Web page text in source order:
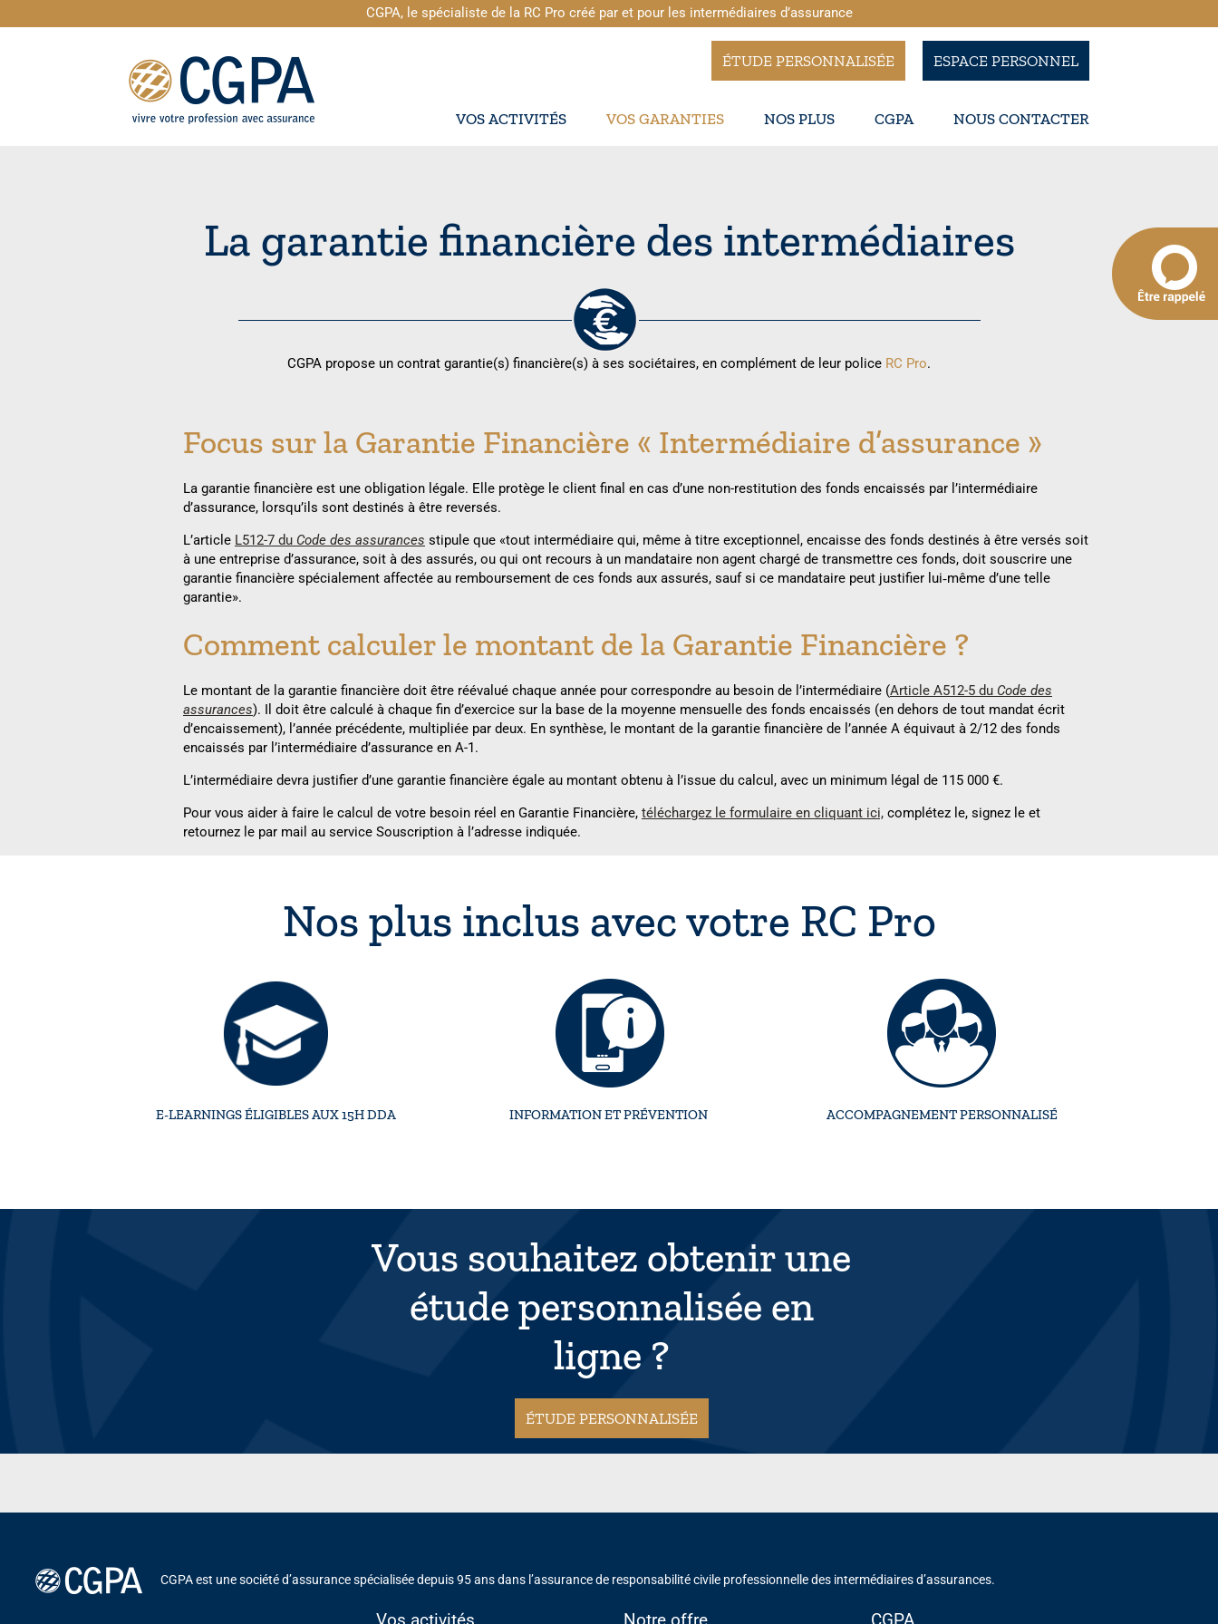
au
CGPA, le spécialiste de la RC Pro créé par et pour les intermédiaires d’assurance
ÉTUDE PERSONNALISÉE ESPACE PERSONNEL
VOS ACTIVITÉS VOS GARANTIES NOS PLUS CGPA NOUS CONTACTER
La garantie financière des intermédiaires
CGPA propose un contrat garantie(s) financière(s) à ses sociétaires, en complément de leur police RC Pro.
Focus sur la Garantie Financière « Intermédiaire d’assurance »
La garantie financière est une obligation légale. Elle protège le client final en cas d’une non-restitution des fonds encaissés par l’intermédiaire
d’assurance, lorsqu’ils sont destinés à être reversés.
L’article L512-7 du Code des assurances stipule que «tout intermédiaire qui, même à titre exceptionnel, encaisse des fonds destinés à être versés soit
à une entreprise d’assurance, soit à des assurés, ou qui ont recours à un mandataire non agent chargé de transmettre ces fonds, doit souscrire une
garantie financière spécialement affectée au remboursement de ces fonds aux assurés, sauf si ce mandataire peut justifier lui‐même d’une telle
garantie».
Comment calculer le montant de la Garantie Financière ?
Le montant de la garantie financière doit être réévalué chaque année pour correspondre au besoin de l’intermédiaire (Article A512-5 du Code des
assurances). Il doit être calculé à chaque fin d’exercice sur la base de la moyenne mensuelle des fonds encaissés (en dehors de tout mandat écrit
d’encaissement), l’année précédente, multipliée par deux. En synthèse, le montant de la garantie financière de l’année A équivaut à 2/12 des fonds
encaissés par l’intermédiaire d’assurance en A-1.
L’intermédiaire devra justifier d’une garantie financière égale au montant obtenu à l’issue du calcul, avec un minimum légal de 115 000 €.
Pour vous aider à faire le calcul de votre besoin réel en Garantie Financière, téléchargez le formulaire en cliquant ici, complétez le, signez le et
retournez le par mail au service Souscription à l’adresse indiquée.
Nos plus inclus avec votre RC Pro
E-LEARNINGS ÉLIGIBLES AUX 15H DDA INFORMATION ET PRÉVENTION ACCOMPAGNEMENT PERSONNALISÉ
Vous souhaitez obtenir une
étude personnalisée en
ligne ?
ÉTUDE PERSONNALISÉE
CGPA est une société d’assurance spécialisée depuis 95 ans dans l’assurance de responsabilité civile professionnelle des intermédiaires d’assurances.